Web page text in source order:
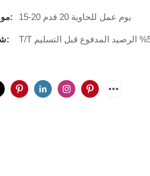
موعد التسليم: 15-20 يوم عمل للحاوية 20 قدم
شروط الدفع: